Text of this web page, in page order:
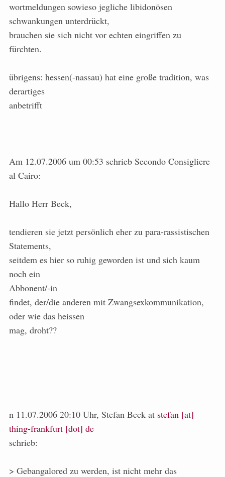
wortmeldungen sowieso jegliche libidonösen
schwankungen unterdrückt,
brauchen sie sich nicht vor echten eingriffen zu
fürchten.
übrigens: hessen(-nassau) hat eine große tradition, was
derartiges
anbetrifft
Am 12.07.2006 um 00:53 schrieb Secondo Consigliere
al Cairo:
Hallo Herr Beck,
tendieren sie jetzt persönlich eher zu para-rassistischen
Statements,
seitdem es hier so ruhig geworden ist und sich kaum
noch ein
Abbonent/-in
findet, der/die anderen mit Zwangsexkommunikation,
oder wie das heissen
mag, droht??
n 11.07.2006 20:10 Uhr, Stefan Beck at stefan [at]
thing-frankfurt [dot] de
schrieb:
> Gebangalored zu werden, ist nicht mehr das